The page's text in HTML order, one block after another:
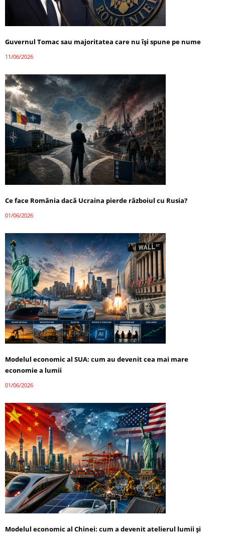
Guvernul Tomac sau majoritatea care nu își spune pe nume
11/06/2026
Ce face România dacă Ucraina pierde războiul cu Rusia?
01/06/2026
Modelul economic al SUA: cum au devenit cea mai mare
economie a lumii
01/06/2026
Modelul economic al Chinei: cum a devenit atelierul lumii și